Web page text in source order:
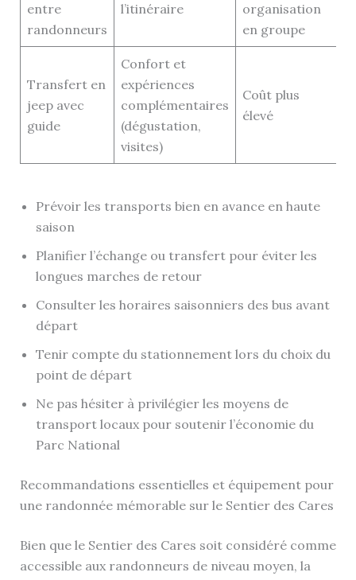
entre
randonneurs
l’itinéraire
organisation
en groupe
Transfert en
jeep avec
guide
Confort et
expériences
complémentaires
(dégustation,
visites)
Coût plus
élevé
Prévoir les transports bien en avance en haute
saison
Planifier l’échange ou transfert pour éviter les
longues marches de retour
Consulter les horaires saisonniers des bus avant
départ
Tenir compte du stationnement lors du choix du
point de départ
Ne pas hésiter à privilégier les moyens de
transport locaux pour soutenir l’économie du
Parc National
Recommandations essentielles et équipement pour
une randonnée mémorable sur le Sentier des Cares
Bien que le Sentier des Cares soit considéré comme
accessible aux randonneurs de niveau moyen, la